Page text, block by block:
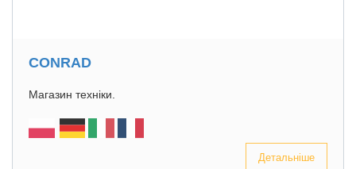
CONRAD
Магазин техніки.
Детальніше